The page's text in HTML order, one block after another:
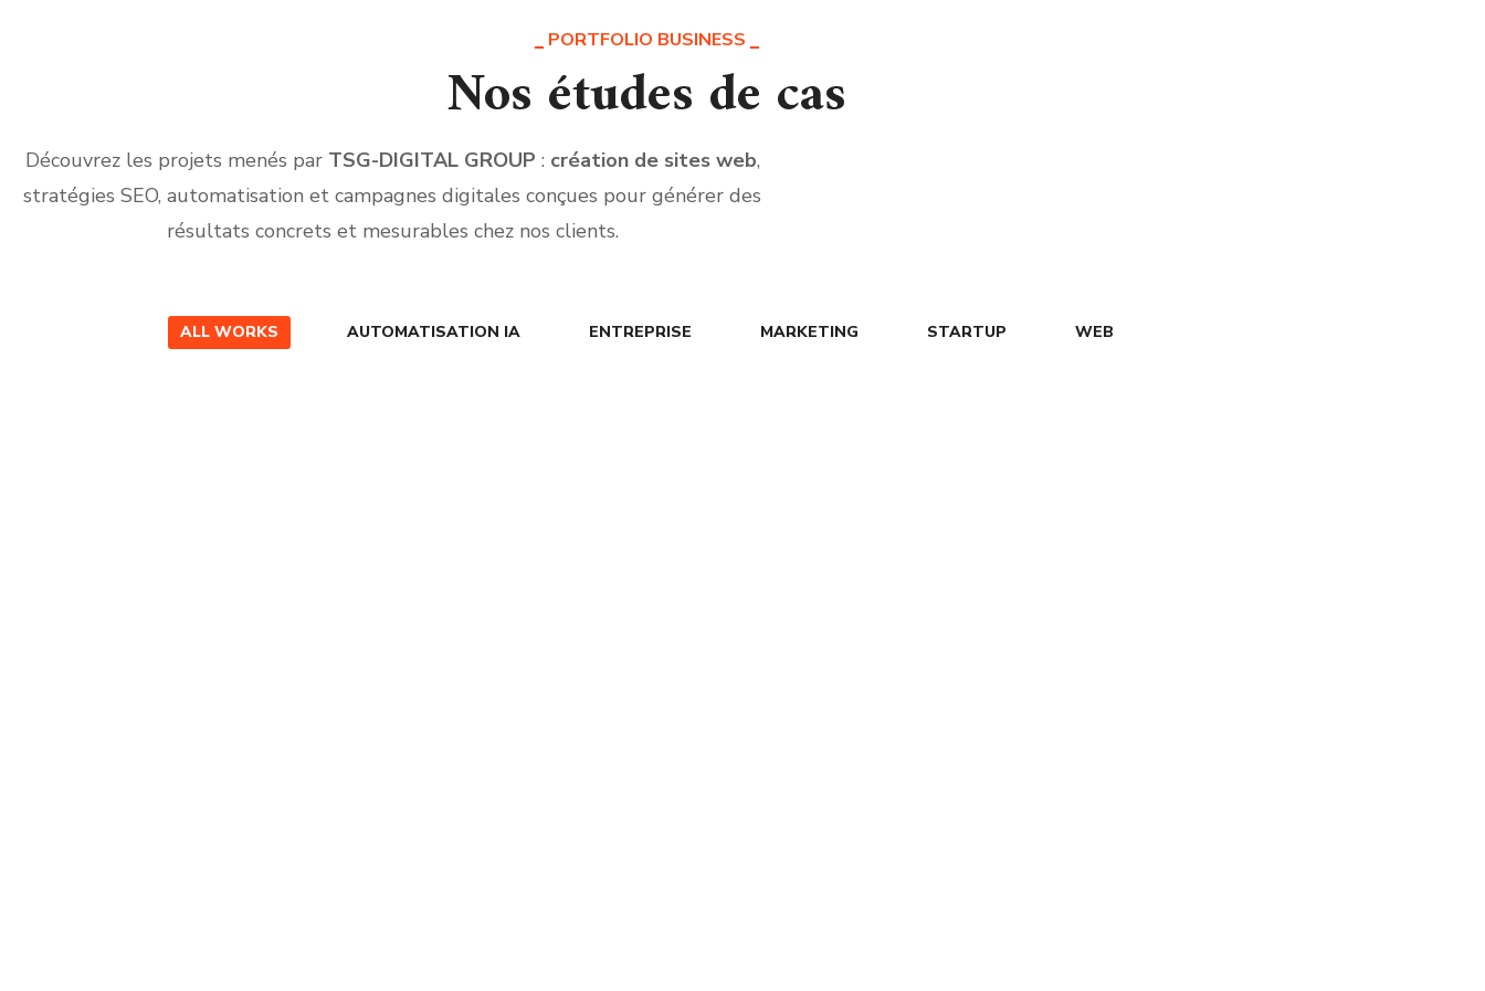
PORTFOLIO BUSINESS
Nos études de cas
Découvrez les projets menés par TSG-DIGITAL GROUP : création de sites web,
stratégies SEO, automatisation et campagnes digitales conçues pour générer des
résultats concrets et mesurables chez nos clients.
ALL WORKS AUTOMATISATION IA ENTREPRISE MARKETING STARTUP WEB